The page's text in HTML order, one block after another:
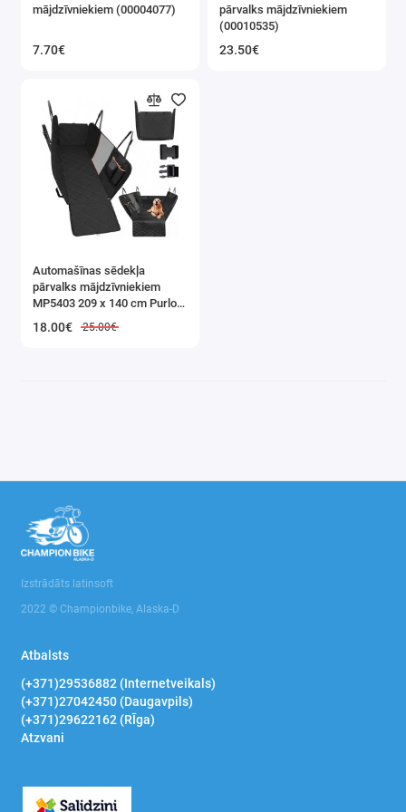
Automašīnas pārveidotāji
Automašīnas putekļsūcēji
Hidrauliskie pacēlāji, domkrati
Uztvērēji un atskaņotāji
Parktronikas, Videoreģistratori
Skrāpējumu korekcijas marķieri
Universāli produkti automašīnām
mājdzīvniekiem (00004077)
7.70€
pārvalks mājdzīvniekiem
(00010535)
23.50€
Automašīnas sēdekļa
pārvalks mājdzīvniekiem
MP5403 209 x 140 cm Purlov
18.00€ 25.00€
Izstrādāts latinsoft
2022 © Championbike, Alaska-D
Atbalsts
(+371)29536882 (Internetveikals)
(+371)27042450 (Daugavpils)
(+371)29622162 (RĪga)
Atzvani